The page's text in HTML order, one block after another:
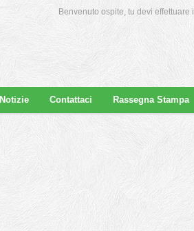
Benvenuto ospite, tu devi effettuare il
Notizie Contattaci Rassegna Stampa